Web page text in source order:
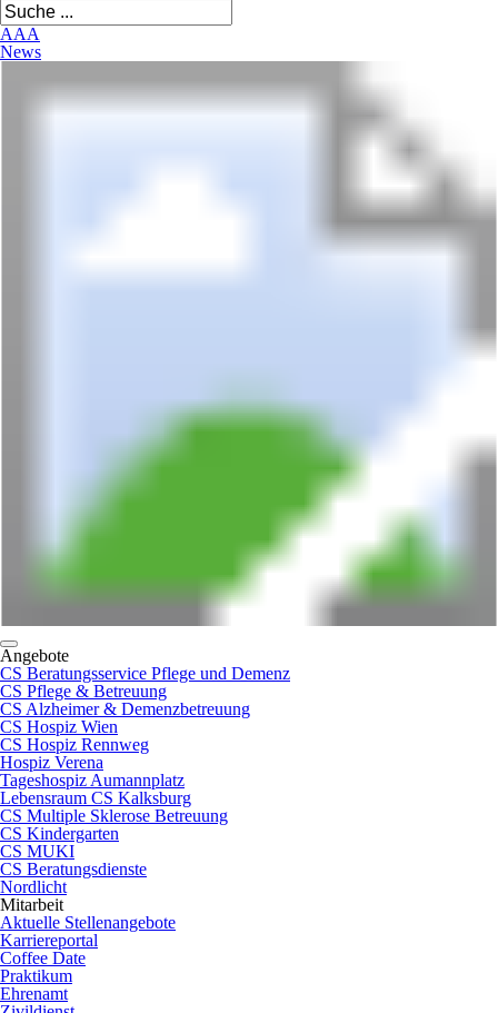
AAA
News
Angebote
CS Beratungsservice Pflege und Demenz
CS Pflege & Betreuung
CS Alzheimer & Demenzbetreuung
CS Hospiz Wien
CS Hospiz Rennweg
Hospiz Verena
Tageshospiz Aumannplatz
Lebensraum CS Kalksburg
CS Multiple Sklerose Betreuung
CS Kindergarten
CS MUKI
CS Beratungsdienste
Nordlicht
Mitarbeit
Aktuelle Stellenangebote
Karriereportal
Coffee Date
Praktikum
Ehrenamt